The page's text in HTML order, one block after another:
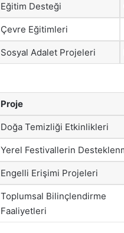
Eğitim Desteği
Çevre Eğitimleri
Sosyal Adalet Projeleri
Proje
Doğa Temizliği Etkinlikleri
Yerel Festivallerin
Engelli Erişimi Projeleri
Toplumsal Bilinçlendirme
Faaliyetleri